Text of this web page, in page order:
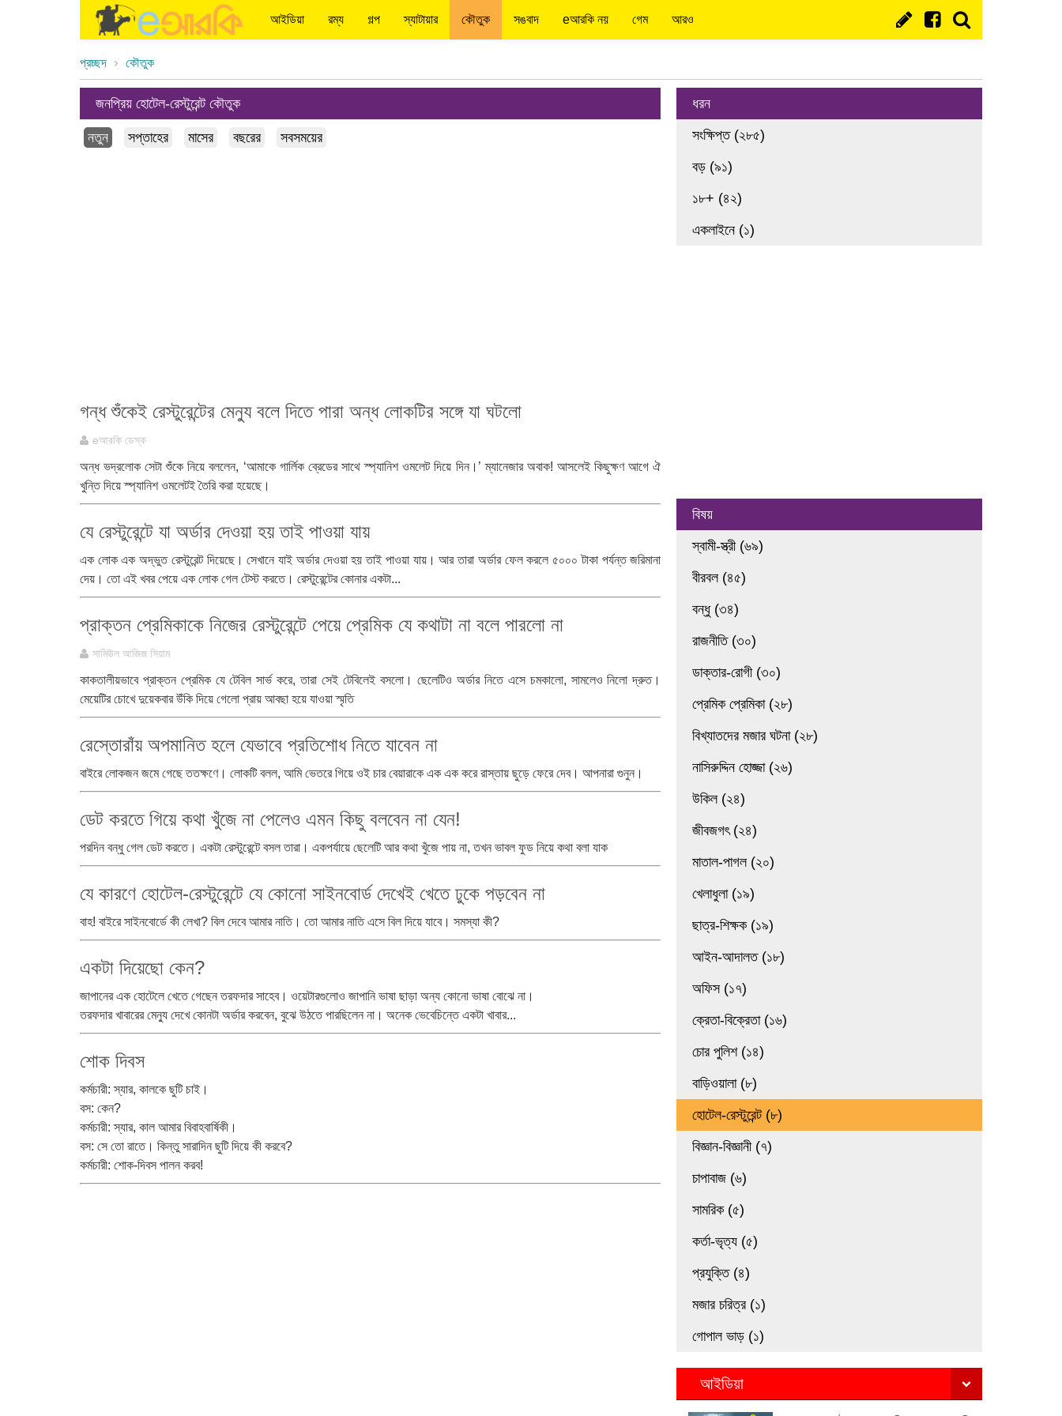
আইডিয়া রম্য গল্প স্যাটায়ার কৌতুক সঙবাদ eআরকি নয় গেম আরও
প্রচ্ছদ কৌতুক
জনপ্রিয় হোটেল-রেস্টুরেন্ট কৌতুক
নতুন সপ্তাহের মাসের বছরের সবসময়ের
গন্ধ শুঁকেই রেস্টুরেন্টের মেন্যু বলে দিতে পারা অন্ধ লোকটির সঙ্গে যা ঘটলো
eআরকি ডেস্ক
অন্ধ ভদ্রলোক সেটা শুঁকে নিয়ে বললেন, ‘আমাকে গার্লিক ব্রেডের সাথে স্প্যানিশ ওমলেট দিয়ে দিন।’ ম্যানেজার অবাক! আসলেই কিছুক্ষণ আগে ঐ
খুন্তি দিয়ে স্প্যানিশ ওমলেটই তৈরি করা হয়েছে।
যে রেস্টুরেন্টে যা অর্ডার দেওয়া হয় তাই পাওয়া যায়
এক লোক এক অদ্ভুত রেস্টুরেন্ট দিয়েছে। সেখানে যাই অর্ডার দেওয়া হয় তাই পাওয়া যায়। আর তারা অর্ডার ফেল করলে ৫০০০ টাকা পর্যন্ত জরিমানা
দেয়। তো এই খবর পেয়ে এক লোক গেল টেস্ট করতে। রেস্টুরেন্টের কোনার একটা...
প্রাক্তন প্রেমিকাকে নিজের রেস্টুরেন্টে পেয়ে প্রেমিক যে কথাটা না বলে পারলো না
সামিউল আজিজ সিয়াম
কাকতালীয়ভাবে প্রাক্তন প্রেমিক যে টেবিল সার্ভ করে, তারা সেই টেবিলেই বসলো। ছেলেটিও অর্ডার নিতে এসে চমকালো, সামলেও নিলো দ্রুত।
মেয়েটির চোখে দুয়েকবার উঁকি দিয়ে গেলো প্রায় আবছা হয়ে যাওয়া স্মৃতি
রেস্তোরাঁয় অপমানিত হলে যেভাবে প্রতিশোধ নিতে যাবেন না
বাইরে লোকজন জমে গেছে ততক্ষণে। লোকটি বলল, আমি ভেতরে গিয়ে ওই চার বেয়ারাকে এক এক করে রাস্তায় ছুড়ে ফেরে দেব। আপনারা গুনুন।
ডেট করতে গিয়ে কথা খুঁজে না পেলেও এমন কিছু বলবেন না যেন!
পরদিন বন্ধু গেল ডেট করতে। একটা রেস্টুরেন্টে বসল তারা। একপর্যায়ে ছেলেটি আর কথা খুঁজে পায় না, তখন ভাবল ফুড নিয়ে কথা বলা যাক
যে কারণে হোটেল-রেস্টুরেন্টে যে কোনো সাইনবোর্ড দেখেই খেতে ঢুকে পড়বেন না
বাহ! বাইরে সাইনবোর্ডে কী লেখা? বিল দেবে আমার নাতি। তো আমার নাতি এসে বিল দিয়ে যাবে। সমস্যা কী?
একটা দিয়েছো কেন?
জাপানের এক হোটেলে খেতে গেছেন তরফদার সাহেব। ওয়েটারগুলোও জাপানি ভাষা ছাড়া অন্য কোনো ভাষা বোঝে না।
তরফদার খাবারের মেন্যু দেখে কোনটা অর্ডার করবেন, বুঝে উঠতে পারছিলেন না। অনেক ভেবেচিন্তে একটা খাবার...
শোক দিবস
কর্মচারী: স্যার, কালকে ছুটি চাই।
বস: কেন?
কর্মচারী: স্যার, কাল আমার বিবাহবার্ষিকী।
বস: সে তো রাতে। কিন্তু সারাদিন ছুটি দিয়ে কী করবে?
কর্মচারী: শোক-দিবস পালন করব!
ধরন
সংক্ষিপ্ত (২৮৫)
বড় (৯১)
১৮+ (৪২)
একলাইনে (১)
বিষয়
স্বামী-স্ত্রী (৬৯)
বীরবল (৪৫)
বন্ধু (৩৪)
রাজনীতি (৩০)
ডাক্তার-রোগী (৩০)
প্রেমিক প্রেমিকা (২৮)
বিখ্যাতদের মজার ঘটনা (২৮)
নাসিরুদ্দিন হোজ্জা (২৬)
উকিল (২৪)
জীবজগৎ (২৪)
মাতাল-পাগল (২০)
খেলাধুলা (১৯)
ছাত্র-শিক্ষক (১৯)
আইন-আদালত (১৮)
অফিস (১৭)
ক্রেতা-বিক্রেতা (১৬)
চোর পুলিশ (১৪)
বাড়িওয়ালা (৮)
হোটেল-রেস্টুরেন্ট (৮)
বিজ্ঞান-বিজ্ঞানী (৭)
চাপাবাজ (৬)
সামরিক (৫)
কর্তা-ভৃত্য (৫)
প্রযুক্তি (৪)
মজার চরিত্র (১)
গোপাল ভাড় (১)
আইডিয়া